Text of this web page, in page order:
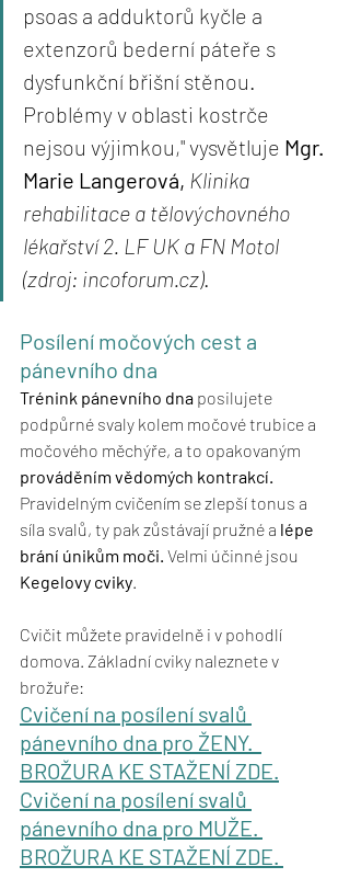
psoas a adduktorů kyčle a
extenzorů bederní páteře s
dysfunkční břišní stěnou.
Problémy v oblasti kostrče
nejsou výjimkou," vysvětluje Mgr.
Marie Langerová, Klinika
rehabilitace a tělovýchovného
lékařství 2. LF UK a FN Motol
(zdroj: incoforum.cz).
Posílení močových cest a
pánevního dna
Trénink pánevního dna posilujete
podpůrné svaly kolem močové trubice a
močového měchýře, a to opakovaným
prováděním vědomých kontrakcí.
Pravidelným cvičením se zlepší tonus a
síla svalů, ty pak zůstávají pružné a lépe
brání únikům moči. Velmi účinné jsou
Kegelovy cviky
Cvičit můžete pravidelně i v pohodlí
domova. Základní cviky naleznete v
brožuře:
Cvičení na posílení svalů
pánevního dna pro ŽENY.
BROŽURA KE STAŽENÍ ZDE.
Cvičení na posílení svalů
pánevního dna pro MUŽE.
BROŽURA KE STAŽENÍ ZDE.